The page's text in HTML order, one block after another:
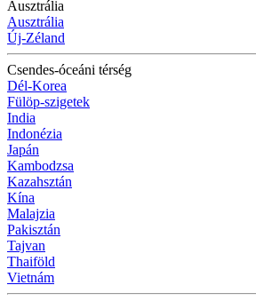
Ausztrália
Ausztrália
Új-Zéland
Csendes-óceáni térség
Dél-Korea
Fülöp-szigetek
India
Indonézia
Japán
Kambodzsa
Kazahsztán
Kína
Malajzia
Pakisztán
Tajvan
Thaiföld
Vietnám